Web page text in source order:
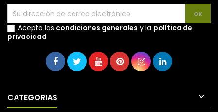
Acepto las condiciones generales y la política de
privacidad
CATEGORIAS 